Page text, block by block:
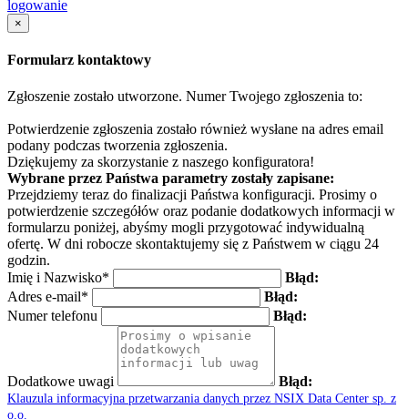
logowanie
×
Formularz kontaktowy
Zgłoszenie zostało utworzone. Numer Twojego zgłoszenia to:
Potwierdzenie zgłoszenia zostało również wysłane na adres email
podany podczas tworzenia zgłoszenia.
Dziękujemy za skorzystanie z naszego konfiguratora!
Wybrane przez Państwa parametry zostały zapisane:
Przejdziemy teraz do finalizacji Państwa konfiguracji. Prosimy o
potwierdzenie szczegółów oraz podanie dodatkowych informacji w
formularzu poniżej, abyśmy mogli przygotować indywidualną
ofertę. W dni robocze skontaktujemy się z Państwem w ciągu 24
godzin.
Imię i Nazwisko*
Błąd:
Adres e-mail*
Błąd:
Numer telefonu
Błąd:
Dodatkowe uwagi Błąd:
Klauzula informacyjna przetwarzania danych przez NSIX Data Center sp. z
o.o.